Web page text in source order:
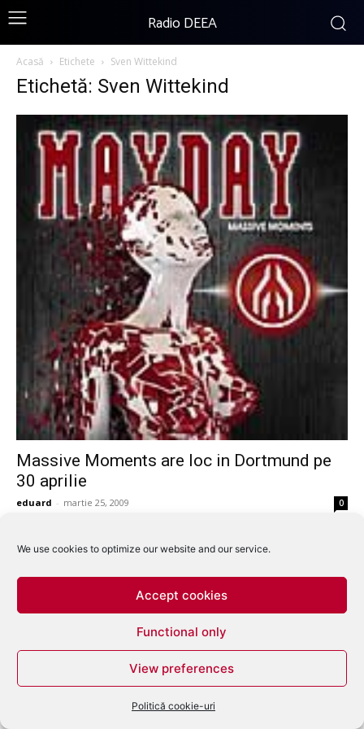
We use cookies to optimize our website and our service.
Accept cookies
Functional only
View preferences
Politică cookie-uri
Radio DEEA
Acasă Etichete Sven Wittekind
Etichetă: Sven Wittekind
Massive Moments are loc in Dortmund pe
30 aprilie
eduard - martie 25, 2009 0